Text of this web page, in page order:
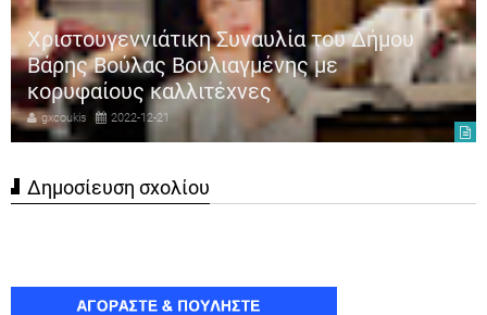
Γιώργος Κρικρής: «Έχω να σου πω κάτι
σημαντικό για τη Νέα Σμύρνη» – Κυριακή
18/12 στο γήπεδο Ανδρέας Βαρίκας
gxcoukis 2022-12-13
Δημοσίευση σχολίου